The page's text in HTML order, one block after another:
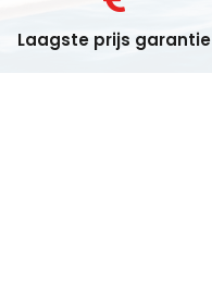
Laagste prijs garantie